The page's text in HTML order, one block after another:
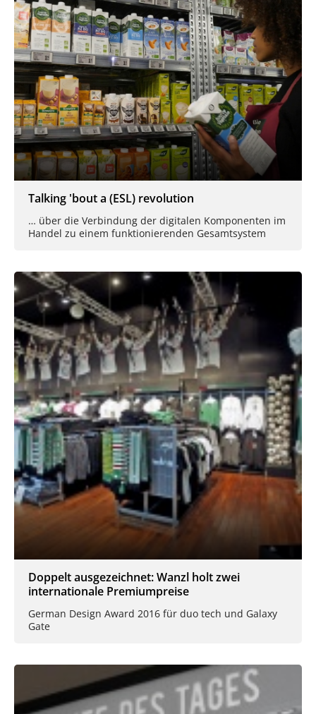
Talking 'bout a (ESL) revolution
… über die Verbindung der digitalen Komponenten im
Handel zu einem funktionierenden Gesamtsystem
Doppelt ausgezeichnet: Wanzl holt zwei
internationale Premiumpreise
German Design Award 2016 für duo tech und Galaxy
Gate